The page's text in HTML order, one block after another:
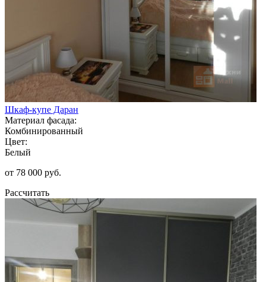
Шкаф-купе Даран
Материал фасада:
Комбинированный
Цвет:
Белый
от 78 000 руб.
Рассчитать